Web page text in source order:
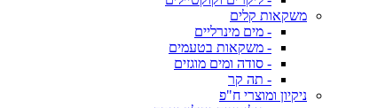
משקאות קלים
- מים מינרליים
- משקאות בטעמים
- סודה ומים מוגזים
- תה קר
ניקיון ומוצרי ח"פ